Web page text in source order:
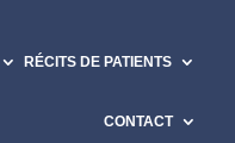
RÉCITS DE PATIENTS
CONTACT